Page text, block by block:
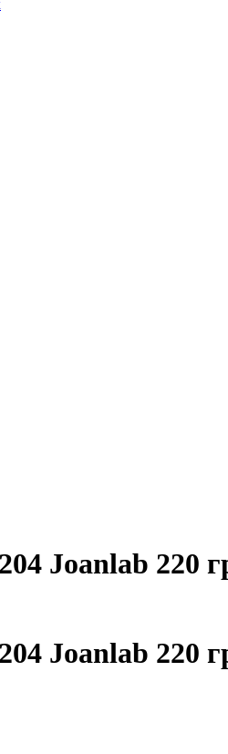
Joanlab 220
Joanlab 220